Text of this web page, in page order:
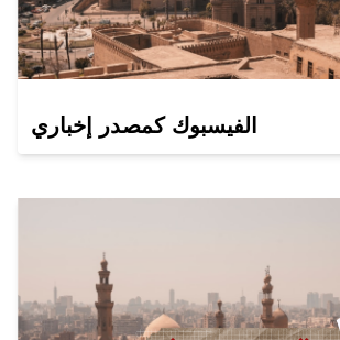
الفيسبوك كمصدر إخباري